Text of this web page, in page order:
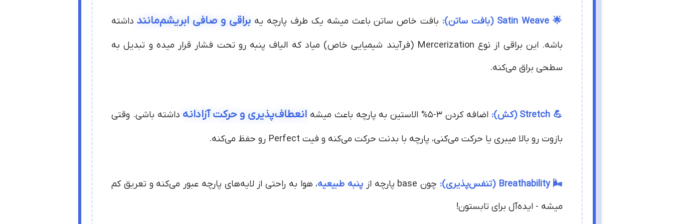
🌟 Satin Weave (بافت ساتن): بافت خاص ساتن باعث میشه یک طرف پارچه یهبراقی و صافی ابریشم‌مانند داشته
باشه. این براقی از نوع Mercerization (فرآیند شیمیایی خاص) میاد که الیاف پنبه رو تحت فشار قرار میده و تبدیل به
سطحی براق می‌کنه.
💪 Stretch (کش): اضافه کردن 3-5% الاستین به پارچه باعث میشه انعطاف‌پذیری و حرکت آزادانه داشته باشی. وقتی
بازوت رو بالا میبری یا حرکت می‌کنی، پارچه با بدنت حرکت می‌کنه و فیت Perfect رو حفظ می‌کنه.
🌬️ Breathability (تنفس‌پذیری): چون base پارچه از پنبه طبیعیه، هوا به راحتی از لایه‌های پارچه عبور می‌کنه و تعریق کم
میشه - ایده‌آل برای تابستون!